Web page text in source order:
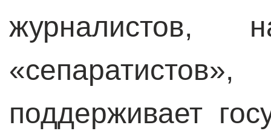
журналистов,
поддерживает